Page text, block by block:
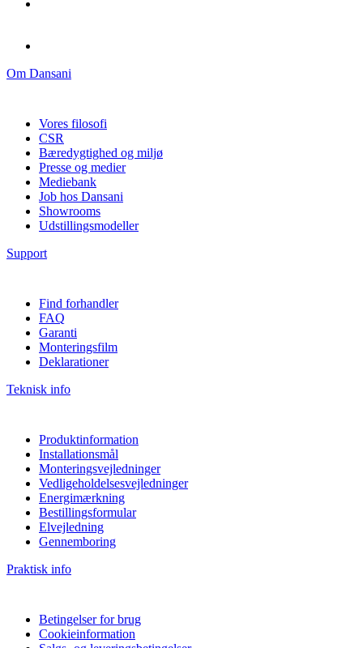
Om Dansani
Vores filosofi
CSR
Bæredygtighed og miljø
Presse og medier
Mediebank
Job hos Dansani
Showrooms
Udstillingsmodeller
Support
Find forhandler
FAQ
Garanti
Monteringsfilm
Deklarationer
Teknisk info
Produktinformation
Installationsmål
Monteringsvejledninger
Vedligeholdelsesvejledninger
Energimærkning
Bestillingsformular
Elvejledning
Gennemboring
Praktisk info
Betingelser for brug
Cookieinformation